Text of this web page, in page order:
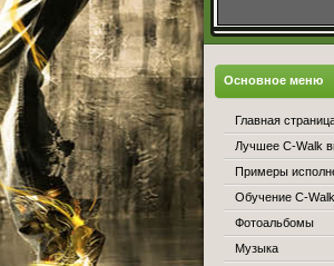
Основное меню
Главная
Лучшее C-Walk
Примеры
Обучение C-Walk
Фотоальбомы
Музыка